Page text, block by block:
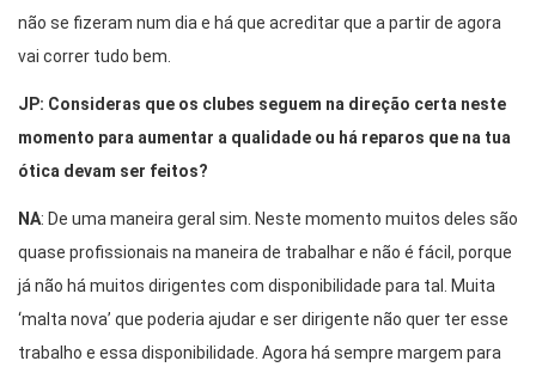
não se fizeram num dia e há que acreditar que a partir de agora
vai correr tudo bem.
JP: Consideras que os clubes seguem na direção certa neste
momento para aumentar a qualidade ou há reparos que na tua
ótica devam ser feitos?
NA: De uma maneira geral sim. Neste momento muitos deles são
quase profissionais na maneira de trabalhar e não é fácil, porque
já não há muitos dirigentes com disponibilidade para tal. Muita
‘malta nova’ que poderia ajudar e ser dirigente não quer ter esse
trabalho e essa disponibilidade. Agora há sempre margem para